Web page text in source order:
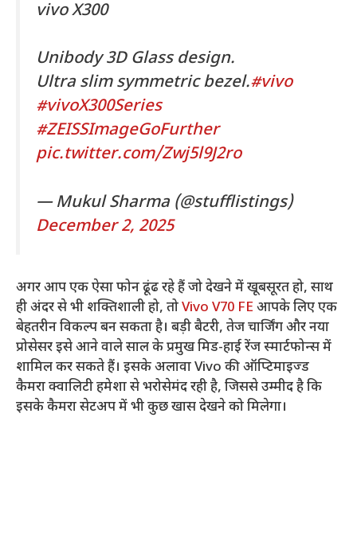
vivo X300
Unibody 3D Glass design.
Ultra slim symmetric bezel.#vivo
#vivoX300Series
#ZEISSImageGoFurther
pic.twitter.com/Zwj5l9J2ro
— Mukul Sharma (@stufflistings)
December 2, 2025
अगर आप एक ऐसा फोन ढूंढ रहे हैं जो देखने में खूबसूरत हो, साथ
ही अंदर से भी शक्तिशाली हो, तोVivo V70 FE आपके लिए एक
बेहतरीन विकल्प बन सकता है। बड़ी बैटरी, तेज चार्जिंग और नया
प्रोसेसर इसे आने वाले साल के प्रमुख मिड-हाई रेंज स्मार्टफोन्स में
शामिल कर सकते हैं। इसके अलावा Vivo की ऑप्टिमाइज्ड
कैमरा क्वालिटी हमेशा से भरोसेमंद रही है, जिससे उम्मीद है कि
इसके कैमरा सेटअप में भी कुछ खास देखने को मिलेगा।